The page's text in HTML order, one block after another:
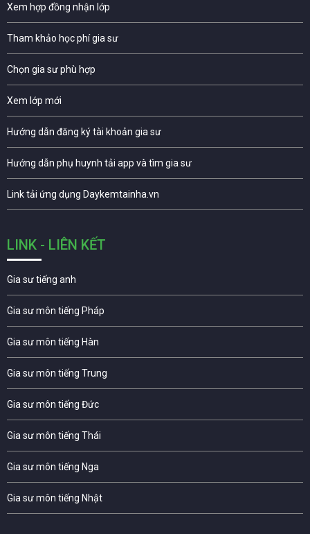
Xem hợp đồng nhận lớp
Tham khảo học phí gia sư
Chọn gia sư phù hợp
Xem lớp mới
Hướng dẫn đăng ký tài khoản gia sư
Hướng dẫn phụ huynh tải app và tìm gia sư
Link tải ứng dụng Daykemtainha.vn
LINK - LIÊN KẾT
Gia sư tiếng anh
Gia sư môn tiếng Pháp
Gia sư môn tiếng Hàn
Gia sư môn tiếng Trung
Gia sư môn tiếng Đức
Gia sư môn tiếng Thái
Gia sư môn tiếng Nga
Gia sư môn tiếng Nhật